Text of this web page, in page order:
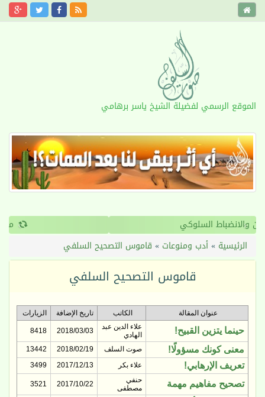
الموقع الرسمي لفضيلة الشيخ ياسر برهامي
القرآن والانضباط السلوكي ‹
›
الرئيسية »أدب ومنوعات » قاموس التصحيح السلفي
قاموس التصحيح السلفي
عنوان المقالة الكاتب تاريخ الإضافة الزيارات
حينما يتزين القبيح!
علاء الدين عبد
الهادي
2018/03/03
8418
معنى كونك مسؤولًا! صوت السلف 2018/02/19
13442
تعريف الإرهابي! علاء بكر 2017/12/13
3499
تصحيح مفاهيم مهمة
حنفي
مصطفى
2017/10/22
3521